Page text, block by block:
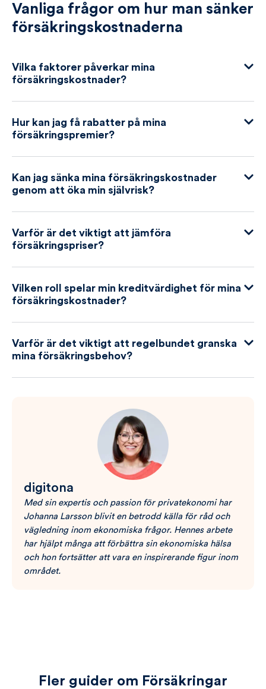
Vanliga frågor om hur man sänker
försäkringskostnaderna
Vilka faktorer påverkar mina
försäkringskostnader?
Hur kan jag få rabatter på mina
försäkringspremier?
Kan jag sänka mina försäkringskostnader
genom att öka min självrisk?
Varför är det viktigt att jämföra
försäkringspriser?
Vilken roll spelar min kreditvärdighet för mina
försäkringskostnader?
Varför är det viktigt att regelbundet granska
mina försäkringsbehov?
digitona
Med sin expertis och passion för privatekonomi har
Johanna Larsson blivit en betrodd källa för råd och
vägledning inom ekonomiska frågor. Hennes arbete
har hjälpt många att förbättra sin ekonomiska hälsa
och hon fortsätter att vara en inspirerande figur inom
området.
Fler guider om Försäkringar